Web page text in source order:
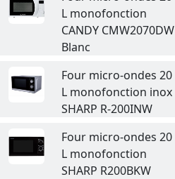
L monofonction
CANDY CMW2070DW
Blanc
Four micro-ondes 20
L monofonction inox
SHARP R-200INW
Four micro-ondes 20
L monofonction
SHARP R200BKW